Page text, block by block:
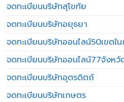
จดทะเบียนบริษัทสุโขทัย
จดทะเบียนบริษัทอยุธยา
จดทะเบียนบริษัทออนไลน์50เขตใ
จดทะเบียนบริษัทออนไลน์77จังหวั
จดทะเบียนบริษัทอุตรดิตถ์
จดทะเบียนบริษัทเกษตร